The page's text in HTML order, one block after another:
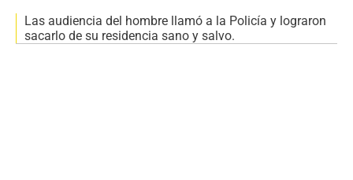
Las audiencia del hombre llamó a la Policía y lograron
sacarlo de su residencia sano y salvo.